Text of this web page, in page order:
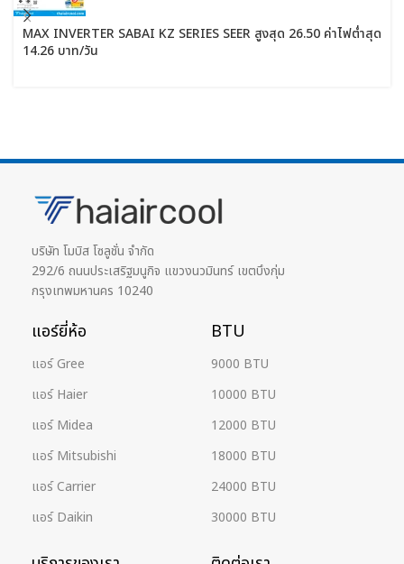
MAX INVERTER SABAI KZ SERIES SEER สูงสุด 26.50 ค่าไฟต่ำสุด
14.26 บาท/วัน
บริษัท โมบิส โซลูชั่น จำกัด
292/6 ถนนประเสริฐมนูกิจ แขวงนวมินทร์ เขตบึงกุ่ม
กรุงเทพมหานคร 10240
แอร์ยี่ห้อ
แอร์ Gree
แอร์ Haier
แอร์ Midea
แอร์ Mitsubishi
แอร์ Carrier
แอร์ Daikin
BTU
9000 BTU
10000 BTU
12000 BTU
18000 BTU
24000 BTU
30000 BTU